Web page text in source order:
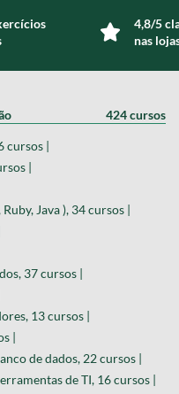
4,8/5
nas
424 cursos
cursos |
|
Java ), 34 cursos |
37 cursos |
13 cursos |
|
de dados, 22 cursos |
de TI, 16 cursos |